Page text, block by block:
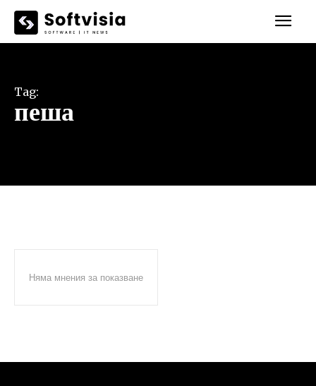
Tag:
пеша
Няма мнения за показване